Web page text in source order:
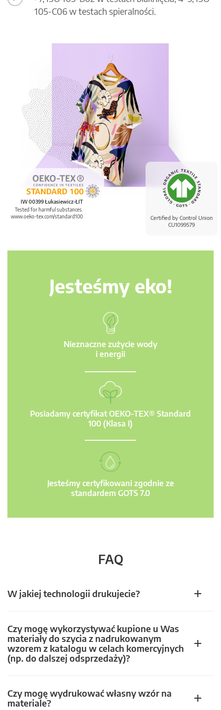
Certified by Control Union
CU1099579
IW 00399 Łukasiewicz-ŁIT
Tested for harmful substances.
www.oeko-tex.com/standard100
105-C06 w testach spieralności.
Jesteśmy eko!
Nieznaczne zużycie wody
i energii
Posiadamy certyfikat OEKO-TEX® Standard
100 (Klasa I)
Jesteśmy certyfikowani zgodnie ze
standardem GOTS 7.0
FAQ
W jakiej technologii drukujecie?
Czy mogę wykorzystywać kupione u Was
materiały do szycia z nadrukowanym
wzorem z katalogu w celach komercyjnych
(np. do dalszej odsprzedaży)?
Czy mogę wydrukować własny wzór na
materiale?